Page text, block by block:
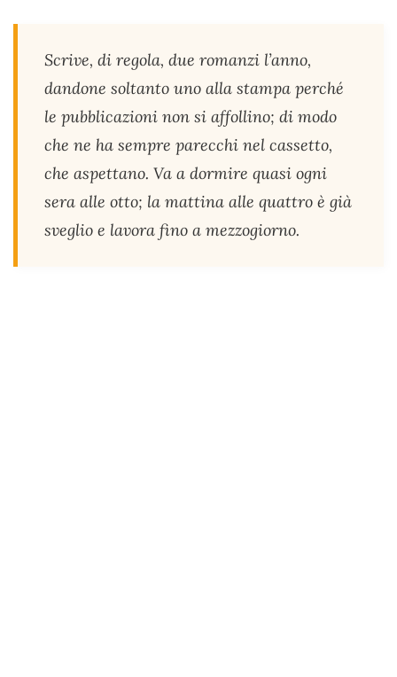
Scrive, di regola, due romanzi l’anno,
dandone soltanto uno alla stampa perché
le pubblicazioni non si affollino; di modo
che ne ha sempre parecchi nel cassetto,
che aspettano. Va a dormire quasi ogni
sera alle otto; la mattina alle quattro è già
sveglio e lavora fino a mezzogiorno.